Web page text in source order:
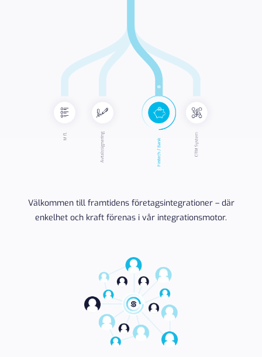
Välkommen till framtidens företagsintegrationer – där
enkelhet och kraft förenas i vår integrationsmotor.